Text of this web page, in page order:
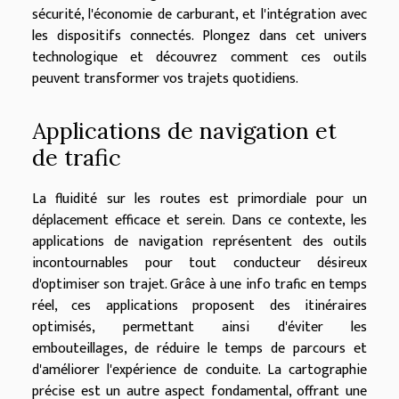
sécurité, l'économie de carburant, et l'intégration avec
les dispositifs connectés. Plongez dans cet univers
technologique et découvrez comment ces outils
peuvent transformer vos trajets quotidiens.
Applications de navigation et
de trafic
La fluidité sur les routes est primordiale pour un
déplacement efficace et serein. Dans ce contexte, les
applications de navigation représentent des outils
incontournables pour tout conducteur désireux
d'optimiser son trajet. Grâce à une info trafic en temps
réel, ces applications proposent des itinéraires
optimisés, permettant ainsi d'éviter les
embouteillages, de réduire le temps de parcours et
d'améliorer l'expérience de conduite. La cartographie
précise est un autre aspect fondamental, offrant une